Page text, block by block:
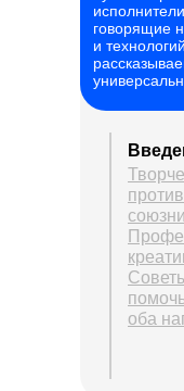
говорящие
и
оба